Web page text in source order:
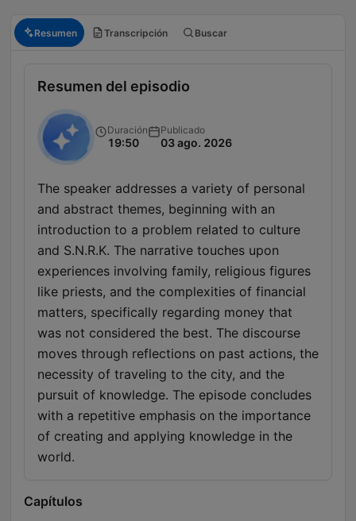
Resumen Transcripción Buscar
Resumen del episodio
Duración
19:50
Publicado
03 ago. 2026
The speaker addresses a variety of personal
and abstract themes, beginning with an
introduction to a problem related to culture
and S.N.R.K. The narrative touches upon
experiences involving family, religious figures
like priests, and the complexities of financial
matters, specifically regarding money that
was not considered the best. The discourse
moves through reflections on past actions, the
necessity of traveling to the city, and the
pursuit of knowledge. The episode concludes
with a repetitive emphasis on the importance
of creating and applying knowledge in the
world.
Capítulos